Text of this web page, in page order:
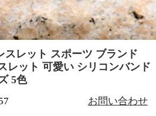
スレット スポーツ ブランド
レット 可愛い シリコンバンド
5色
お問い合わせ